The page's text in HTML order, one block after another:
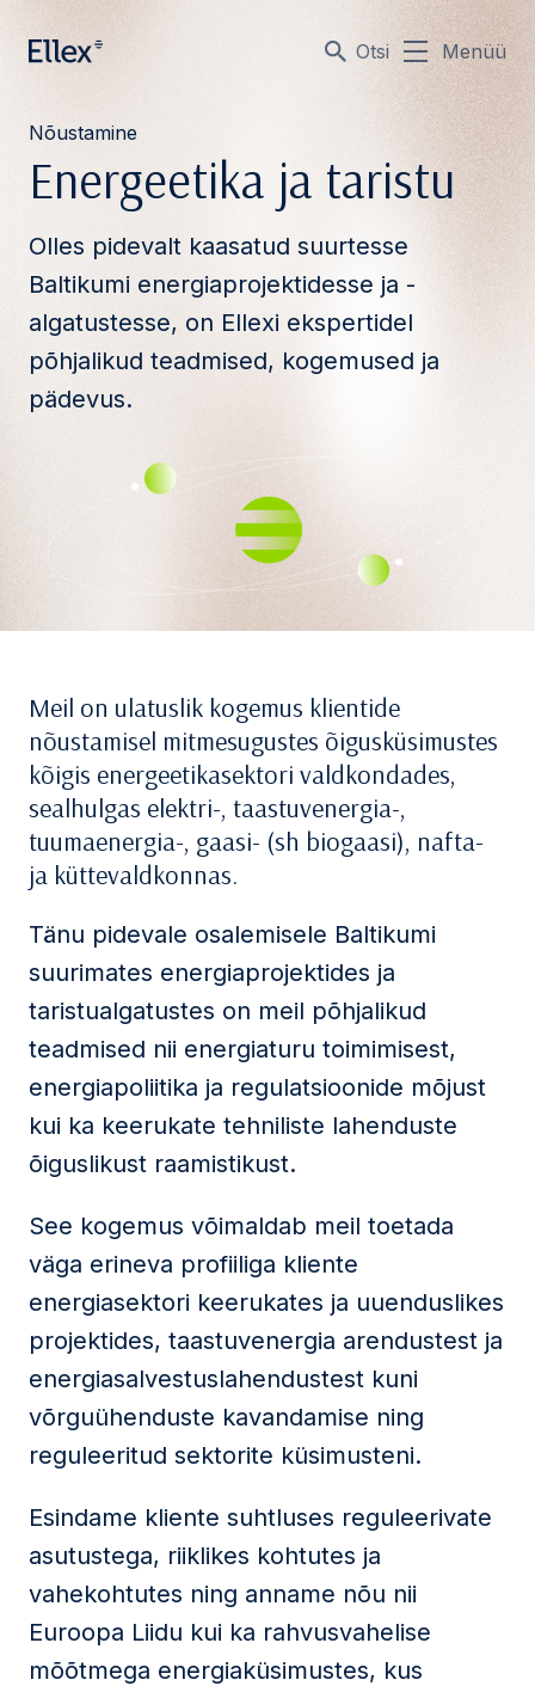
Otsi Menüü
Nõustamine
Energeetika ja taristu
Olles pidevalt kaasatud suurtesse
Baltikumi energiaprojektidesse ja -
algatustesse, on Ellexi ekspertidel
põhjalikud teadmised, kogemused ja
pädevus.
Meil on ulatuslik kogemus klientide
nõustamisel mitmesugustes õigusküsimustes
kõigis energeetikasektori valdkondades,
sealhulgas elektri-, taastuvenergia-,
tuumaenergia-, gaasi- (sh biogaasi), nafta-
ja küttevaldkonnas.
Tänu pidevale osalemisele Baltikumi
suurimates energiaprojektides ja
taristualgatustes on meil põhjalikud
teadmised nii energiaturu toimimisest,
energiapoliitika ja regulatsioonide mõjust
kui ka keerukate tehniliste lahenduste
õiguslikust raamistikust.
See kogemus võimaldab meil toetada
väga erineva profiiliga kliente
energiasektori keerukates ja uuenduslikes
projektides, taastuvenergia arendustest ja
energiasalvestuslahendustest kuni
võrguühenduste kavandamise ning
reguleeritud sektorite küsimusteni.
Esindame kliente suhtluses reguleerivate
asutustega, riiklikes kohtutes ja
vahekohtutes ning anname nõu nii
Euroopa Liidu kui ka rahvusvahelise
mõõtmega energiaküsimustes, kus